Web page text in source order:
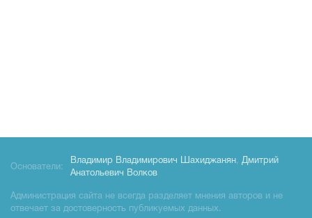
Основатели:
Владимир Владимирович Шахиджанян, Дмитрий
Анатольевич Волков
Администрация сайта не всегда разделяет мнения авторов и не
отвечает за достоверность публикуемых данных.